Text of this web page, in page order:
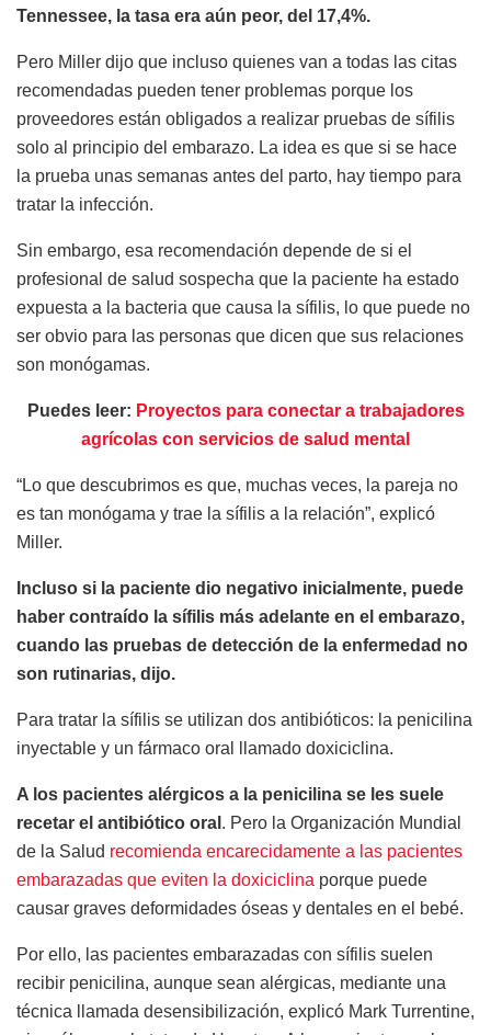
Tennessee, la tasa era aún peor, del 17,4%.
Pero Miller dijo que incluso quienes van a todas las citas
recomendadas pueden tener problemas porque los
proveedores están obligados a realizar pruebas de sífilis
solo al principio del embarazo. La idea es que si se hace
la prueba unas semanas antes del parto, hay tiempo para
tratar la infección.
Sin embargo, esa recomendación depende de si el
profesional de salud sospecha que la paciente ha estado
expuesta a la bacteria que causa la sífilis, lo que puede no
ser obvio para las personas que dicen que sus relaciones
son monógamas.
Puedes leer: Proyectos para conectar a trabajadores
agrícolas con servicios de salud mental
“Lo que descubrimos es que, muchas veces, la pareja no
es tan monógama y trae la sífilis a la relación”, explicó
Miller.
Incluso si la paciente dio negativo inicialmente, puede
haber contraído la sífilis más adelante en el embarazo,
cuando las pruebas de detección de la enfermedad no
son rutinarias, dijo.
Para tratar la sífilis se utilizan dos antibióticos: la penicilina
inyectable y un fármaco oral llamado doxiciclina.
A los pacientes alérgicos a la penicilina se les suele
recetar el antibiótico oral . Pero la Organización Mundial
de la Salud recomienda encarecidamente a las pacientes
embarazadas que eviten la doxiciclina porque puede
causar graves deformidades óseas y dentales en el bebé.
Por ello, las pacientes embarazadas con sífilis suelen
recibir penicilina, aunque sean alérgicas, mediante una
técnica llamada desensibilización, explicó Mark Turrentine,